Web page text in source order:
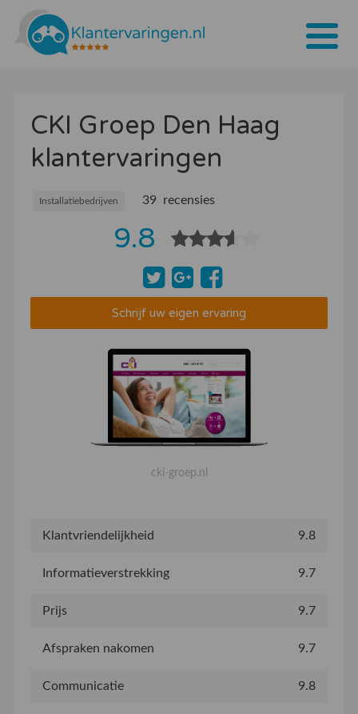
Tarieven
Bedrijven
Over ons
CKI Groep Den Haag
klantervaringen
Installatiebedrijven 39 recensies
9.8
Schrijf uw eigen ervaring
cki-groep.nl
Klantvriendelijkheid 9.8
Informatieverstrekking 9.7
Prijs 9.7
Afspraken nakomen 9.7
Communicatie 9.8